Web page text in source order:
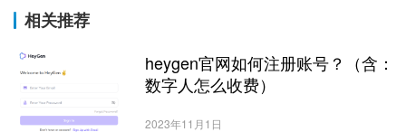
相关推荐
heygen官网如何注册账号？（含：
数字人怎么收费）
2023年11月1日